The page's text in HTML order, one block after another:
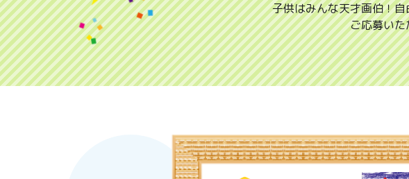
子供はみんな天才画伯！
ご応募い